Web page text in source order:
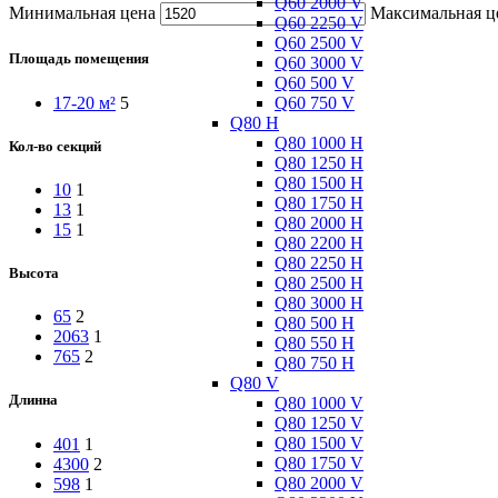
Q60 2250 V
Q60 2500 V
Q60 3000 V
Q60 500 V
Q60 750 V
Q80 H
Q80 1000 H
Q80 1250 H
Q80 1500 H
Q80 1750 H
Q80 2000 H
Q80 2200 H
Q80 2250 H
Q80 2500 H
Q80 3000 H
Q80 500 H
Q80 550 H
Q80 750 H
Q80 V
Q80 1000 V
Q80 1250 V
Q80 1500 V
Q80 1750 V
Q80 2000 V
Минимальная цена Максимальная
Площадь помещения
17-20 м² 5
Кол-во секций
10 1
13 1
15 1
Высота
65 2
2063 1
765 2
Длинна
401 1
4300 2
598 1